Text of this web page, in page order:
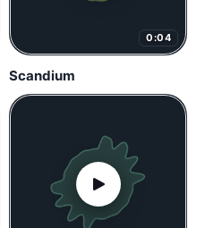
0:04
Scandium